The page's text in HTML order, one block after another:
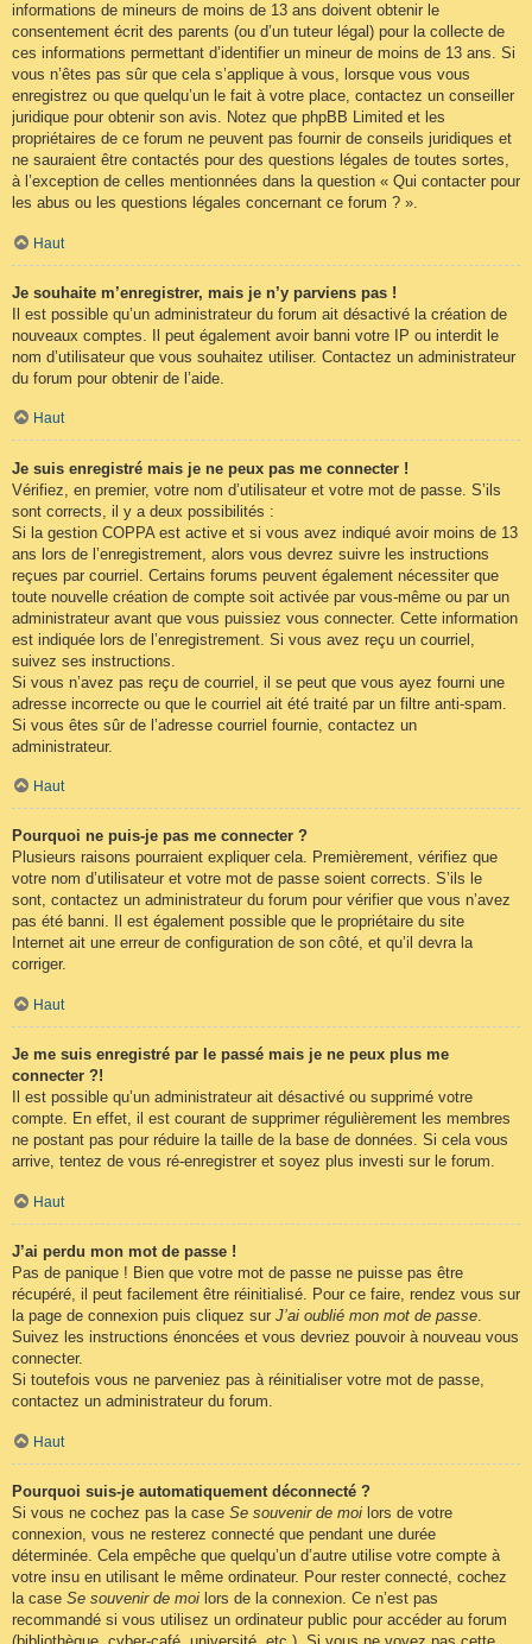
informations de mineurs de moins de 13 ans doivent obtenir le
consentement écrit des parents (ou d’un tuteur légal) pour la collecte de
ces informations permettant d’identifier un mineur de moins de 13 ans. Si
vous n’êtes pas sûr que cela s’applique à vous, lorsque vous vous
enregistrez ou que quelqu’un le fait à votre place, contactez un conseiller
juridique pour obtenir son avis. Notez que phpBB Limited et les
propriétaires de ce forum ne peuvent pas fournir de conseils juridiques et
ne sauraient être contactés pour des questions légales de toutes sortes,
à l’exception de celles mentionnées dans la question « Qui contacter pour
les abus ou les questions légales concernant ce forum ? ».
Haut
Je souhaite m’enregistrer, mais je n’y parviens pas !
Il est possible qu’un administrateur du forum ait désactivé la création de
nouveaux comptes. Il peut également avoir banni votre IP ou interdit le
nom d’utilisateur que vous souhaitez utiliser. Contactez un administrateur
du forum pour obtenir de l’aide.
Haut
Je suis enregistré mais je ne peux pas me connecter !
Vérifiez, en premier, votre nom d’utilisateur et votre mot de passe. S’ils
sont corrects, il y a deux possibilités :
Si la gestion COPPA est active et si vous avez indiqué avoir moins de 13
ans lors de l’enregistrement, alors vous devrez suivre les instructions
reçues par courriel. Certains forums peuvent également nécessiter que
toute nouvelle création de compte soit activée par vous-même ou par un
administrateur avant que vous puissiez vous connecter. Cette information
est indiquée lors de l’enregistrement. Si vous avez reçu un courriel,
suivez ses instructions.
Si vous n’avez pas reçu de courriel, il se peut que vous ayez fourni une
adresse incorrecte ou que le courriel ait été traité par un filtre anti-spam.
Si vous êtes sûr de l’adresse courriel fournie, contactez un
administrateur.
Haut
Pourquoi ne puis-je pas me connecter ?
Plusieurs raisons pourraient expliquer cela. Premièrement, vérifiez que
votre nom d’utilisateur et votre mot de passe soient corrects. S’ils le
sont, contactez un administrateur du forum pour vérifier que vous n’avez
pas été banni. Il est également possible que le propriétaire du site
Internet ait une erreur de configuration de son côté, et qu’il devra la
corriger.
Haut
Je me suis enregistré par le passé mais je ne peux plus me
connecter ?!
Il est possible qu’un administrateur ait désactivé ou supprimé votre
compte. En effet, il est courant de supprimer régulièrement les membres
ne postant pas pour réduire la taille de la base de données. Si cela vous
arrive, tentez de vous ré-enregistrer et soyez plus investi sur le forum.
Haut
J’ai perdu mon mot de passe !
Pas de panique ! Bien que votre mot de passe ne puisse pas être
récupéré, il peut facilement être réinitialisé. Pour ce faire, rendez vous sur
la page de connexion puis cliquez sur J’ai oublié mon mot de passe.
Suivez les instructions énoncées et vous devriez pouvoir à nouveau vous
connecter.
Si toutefois vous ne parveniez pas à réinitialiser votre mot de passe,
contactez un administrateur du forum.
Haut
Pourquoi suis-je automatiquement déconnecté ?
Si vous ne cochez pas la case Se souvenir de moi lors de votre
connexion, vous ne resterez connecté que pendant une durée
déterminée. Cela empêche que quelqu’un d’autre utilise votre compte à
votre insu en utilisant le même ordinateur. Pour rester connecté, cochez
la case Se souvenir de moi lors de la connexion. Ce n’est pas
recommandé si vous utilisez un ordinateur public pour accéder au forum